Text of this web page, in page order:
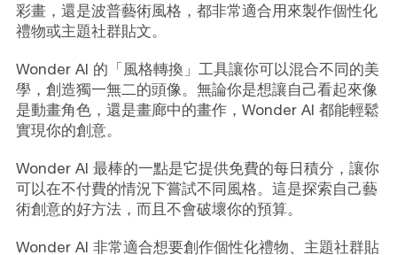
彩畫，還是波普藝術風格，都非常適合用來製作個性化
禮物或主題社群貼文。
Wonder AI 的「風格轉換」工具讓你可以混合不同的美
學，創造獨一無二的頭像。無論你是想讓自己看起來像
是動畫角色，還是畫廊中的畫作，Wonder AI 都能輕鬆
實現你的創意。
Wonder AI 最棒的一點是它提供免費的每日積分，讓你
可以在不付費的情況下嘗試不同風格。這是探索自己藝
術創意的好方法，而且不會破壞你的預算。
Wonder AI 非常適合想要創作個性化禮物、主題社群貼